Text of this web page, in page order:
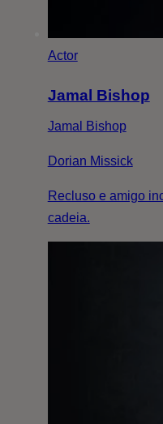
Actor
Jamal Bishop
Jamal Bishop
Dorian Missick
Recluso e amigo
cadeia.